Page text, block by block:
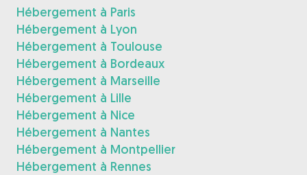
Hébergement à Paris
Hébergement à Lyon
Hébergement à Toulouse
Hébergement à Bordeaux
Hébergement à Marseille
Hébergement à Lille
Hébergement à Nice
Hébergement à Nantes
Hébergement à Montpellier
Hébergement à Rennes